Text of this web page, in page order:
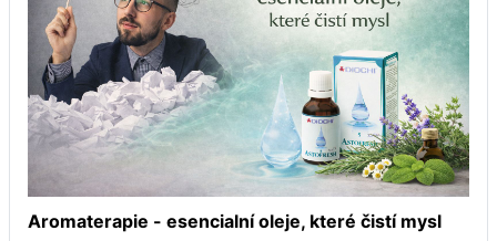
Aromaterapie - esencialní oleje, které čistí mysl